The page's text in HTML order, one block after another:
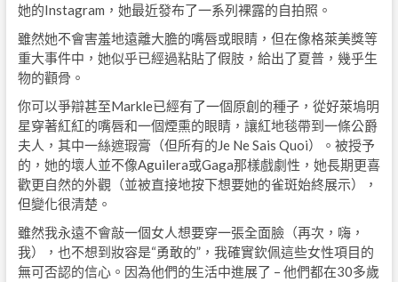
她的Instagram，她最近發布了一系列裸露的自拍照。
雖然她不會害羞地遠離大膽的嘴唇或眼睛，但在像格萊美獎等
重大事件中，她似乎已經過粘貼了假肢，給出了夏普，幾乎生
物的顴骨。
你可以爭辯甚至Markle已經有了一個原創的種子，從好萊塢明
星穿著紅紅的嘴唇和一個煙熏的眼睛，讓紅地毯帶到一條公爵
夫人，其中一絲遮瑕膏（但所有的Je Ne Sais Quoi）。被授予
的，她的壞人並不像Aguilera或Gaga那樣戲劇性，她長期更喜
歡更自然的外觀（並被直接地按下想要她的雀斑始終展示），
但變化很清楚。
雖然我永遠不會敲一個女人想要穿一張全面臉（再次，嗨，
我），也不想到妝容是“勇敢的”，我確實欽佩這些女性項目的
無可否認的信心。因為他們的生活中進展了 – 他們都在30多歲